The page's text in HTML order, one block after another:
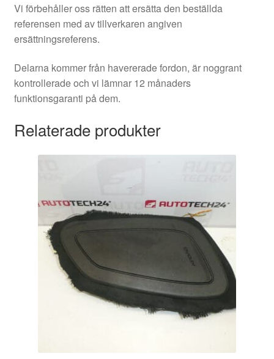
Vi förbehåller oss rätten att ersätta den beställda
referensen med av tillverkaren angiven
ersättningsreferens.
Delarna kommer från havererade fordon, är noggrant
kontrollerade och vi lämnar 12 månaders
funktionsgaranti på dem.
Relaterade produkter